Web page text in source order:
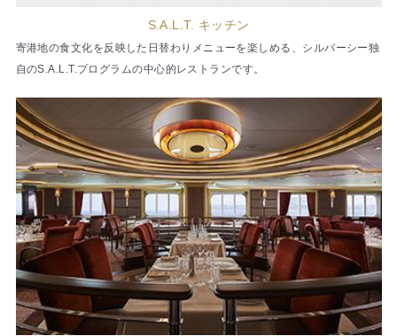
S.A.L.T. キッチン
寄港地の食文化を反映した日替わりメニューを楽しめる、シルバーシー独
自のS.A.L.T.プログラムの中心的レストランです。